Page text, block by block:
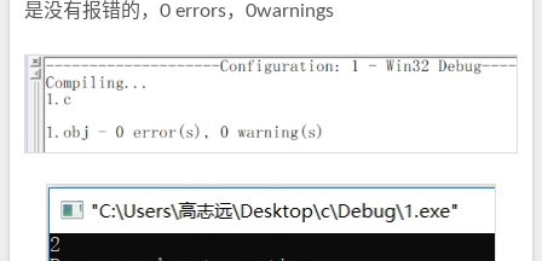
是没有报错的，0 errors，0warnings